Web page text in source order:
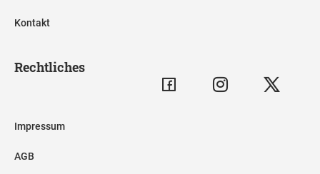
Kontakt
Rechtliches
Impressum
AGB